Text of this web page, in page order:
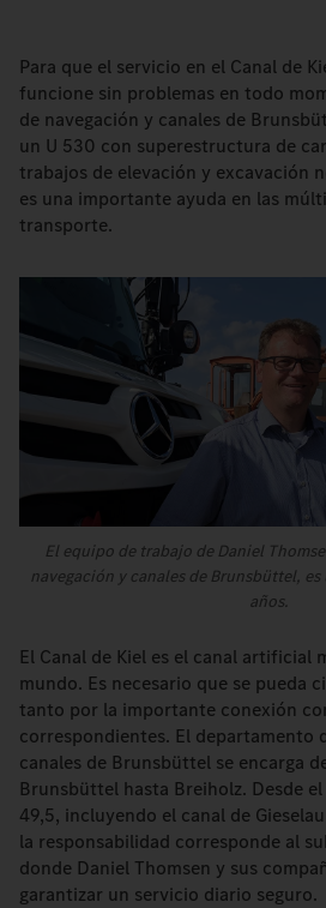
Para que el servicio en el Canal de
funcione sin problemas en todo
de navegación y canales de
un U 530 con superestructura de
trabajos de elevación y excavación
es una importante ayuda en las
transporte.
El equipo de trabajo de Daniel
navegación y canales de Brunsbüttel, es
años.
El Canal de Kiel es el canal artificial
mundo. Es necesario que se pueda
tanto por la importante conexión
correspondientes. El departamento
canales de Brunsbüttel se encarga
Brunsbüttel hasta Breiholz. Desde
49,5, incluyendo el canal de
la responsabilidad corresponde al
donde Daniel Thomsen y sus
garantizar un servicio diario seguro.